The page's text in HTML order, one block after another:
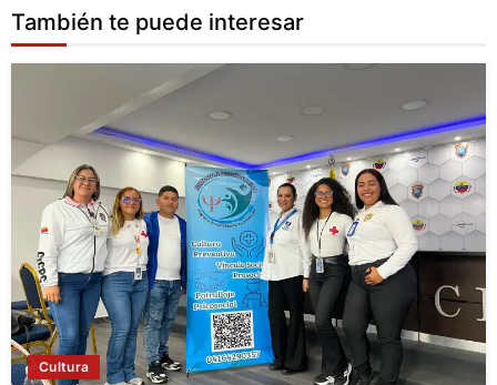
También te puede interesar
Cultura